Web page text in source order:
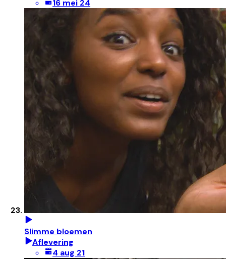
16 mei 24
Slimme bloemen
Aflevering
4 aug 21